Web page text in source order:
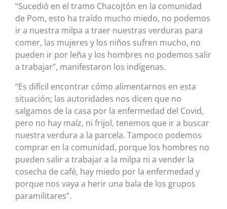
“Sucedió en el tramo Chacojtón en la comunidad
de Pom, esto ha traído mucho miedo, no podemos
ir a nuestra milpa a traer nuestras verduras para
comer, las mujeres y los niños sufren mucho, no
pueden ir por leña y los hombres no podemos salir
a trabajar”, manifestaron los indígenas.
“Es difícil encontrar cómo alimentarnos en esta
situación; las autoridades nos dicen que no
salgamos de la casa por la enfermedad del Covid,
pero no hay maíz, ni frijol, tenemos que ir a buscar
nuestra verdura a la parcela. Tampoco podemos
comprar en la comunidad, porque los hombres no
pueden salir a trabajar a la milpa ni a vender la
cosecha de café, hay miedo por la enfermedad y
porque nos vaya a herir una bala de los grupos
paramilitares”.